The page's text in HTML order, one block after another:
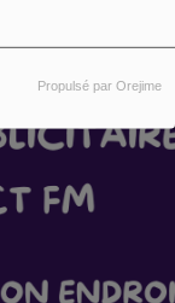
Propulsé par Orejime